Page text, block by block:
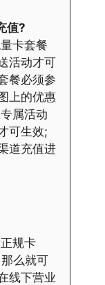
值?
卡套餐
活动才可
餐必须参
上的优惠
属活动
可生效;
道充值进
规卡
么就可
线下营业